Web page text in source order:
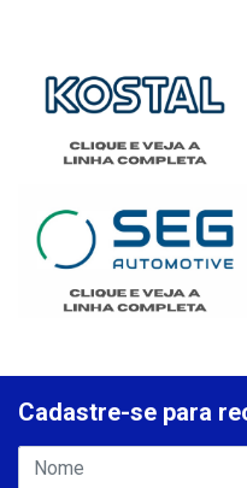
Cadastre-se para